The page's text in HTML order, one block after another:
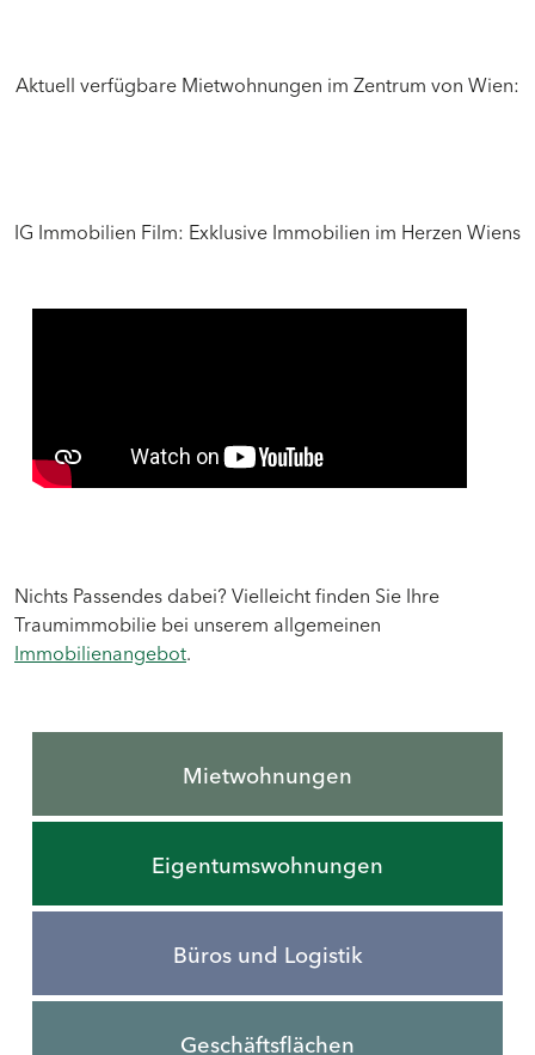
Aktuell verfügbare Mietwohnungen im Zentrum von Wien:
IG Immobilien Film: Exklusive Immobilien im Herzen Wiens
Nichts Passendes dabei? Vielleicht finden Sie Ihre
Traumimmobilie bei unserem allgemeinen
Immobilienangebot.
Mietwohnungen
Eigentumswohnungen
Büros und Logistik
Geschäftsflächen